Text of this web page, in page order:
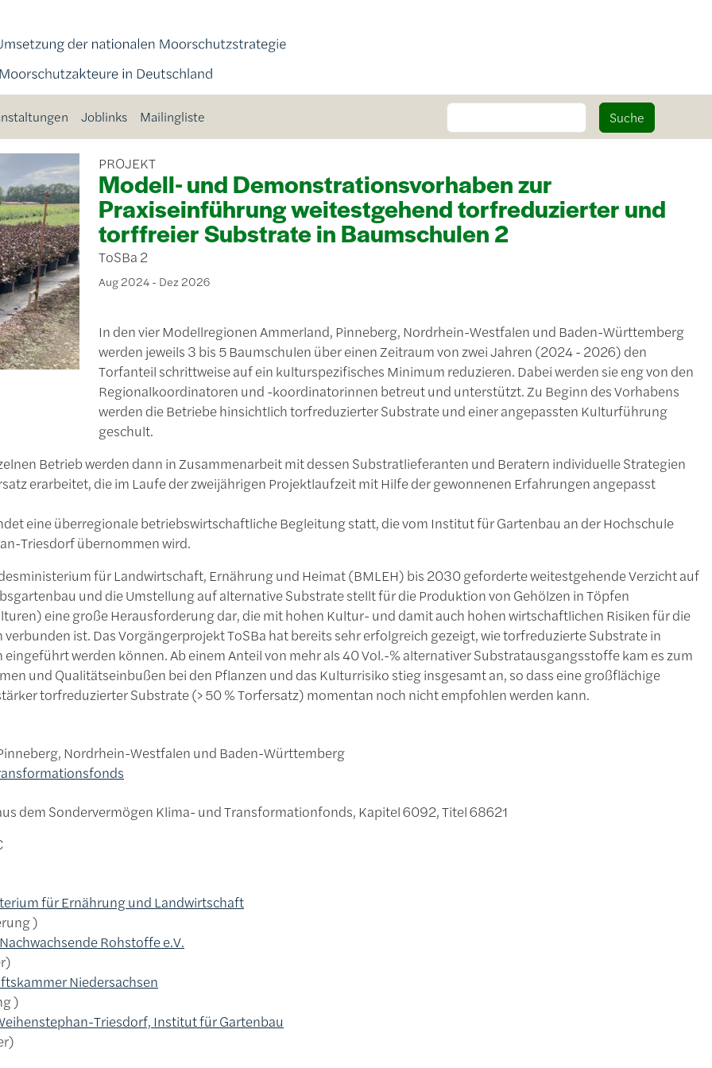
Joblinks Mailingliste Suche Suche
PROJEKT
Modell- und Demonstrationsvorhaben zur
Praxiseinführung weitestgehend torfreduzierter und
torffreier Substrate in Baumschulen 2
ToSBa 2
Aug 2024 - Dez 2026
In den vier Modellregionen Ammerland, Pinneberg, Nordrhein-Westfalen und Baden-Württemberg
werden jeweils 3 bis 5 Baumschulen über einen Zeitraum von zwei Jahren (2024 - 2026) den
Torfanteil schrittweise auf ein kulturspezifisches Minimum reduzieren. Dabei werden sie eng von den
Regionalkoordinatoren und -koordinatorinnen betreut und unterstützt. Zu Beginn des Vorhabens
werden die Betriebe hinsichtlich torfreduzierter Substrate und einer angepassten Kulturführung
geschult.
Betrieb werden dann in Zusammenarbeit mit dessen Substratlieferanten und Beratern individuelle Strategien
erarbeitet, die im Laufe der zweijährigen Projektlaufzeit mit Hilfe der gewonnenen Erfahrungen angepasst
eine überregionale betriebswirtschaftliche Begleitung statt, die vom Institut für Gartenbau an der Hochschule
Triesdorf übernommen wird.
für Landwirtschaft, Ernährung und Heimat (BMLEH) bis 2030 geforderte weitestgehende Verzicht auf
und die Umstellung auf alternative Substrate stellt für die Produktion von Gehölzen in Töpfen
eine große Herausforderung dar, die mit hohen Kultur- und damit auch hohen wirtschaftlichen Risiken für die
verbunden ist. Das Vorgängerprojekt ToSBa hat bereits sehr erfolgreich gezeigt, wie torfreduzierte Substrate in
eingeführt werden können. Ab einem Anteil von mehr als 40 Vol.-% alternativer Substratausgangsstoffe kam es zum
und Qualitätseinbußen bei den Pflanzen und das Kulturrisiko stieg insgesamt an, so dass eine großflächige
torfreduzierter Substrate (> 50 % Torfersatz) momentan noch nicht empfohlen werden kann.
Nordrhein-Westfalen und Baden-Württemberg
dem Sondervermögen Klima- und Transformationfonds, Kapitel 6092, Titel 68621
für Ernährung und Landwirtschaft
Rohstoffe e.V.
Niedersachsen
Triesdorf, Institut für Gartenbau